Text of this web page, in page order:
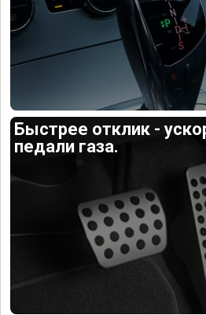
Быстрее отклик -
педали газа.